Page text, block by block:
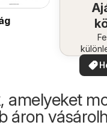
amelyeket
áron